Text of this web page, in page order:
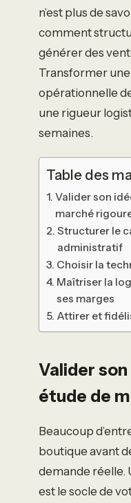
n’est plus de
comment
générer des
Transformer
opérationnelle
une rigueur
semaines.
Table des
Valider son
marché
Structurer le
administratif
Choisir la
Maîtriser la
ses marges
Attirer et
Valider
étude de
Beaucoup
boutique avant
demande réelle.
est le socle de